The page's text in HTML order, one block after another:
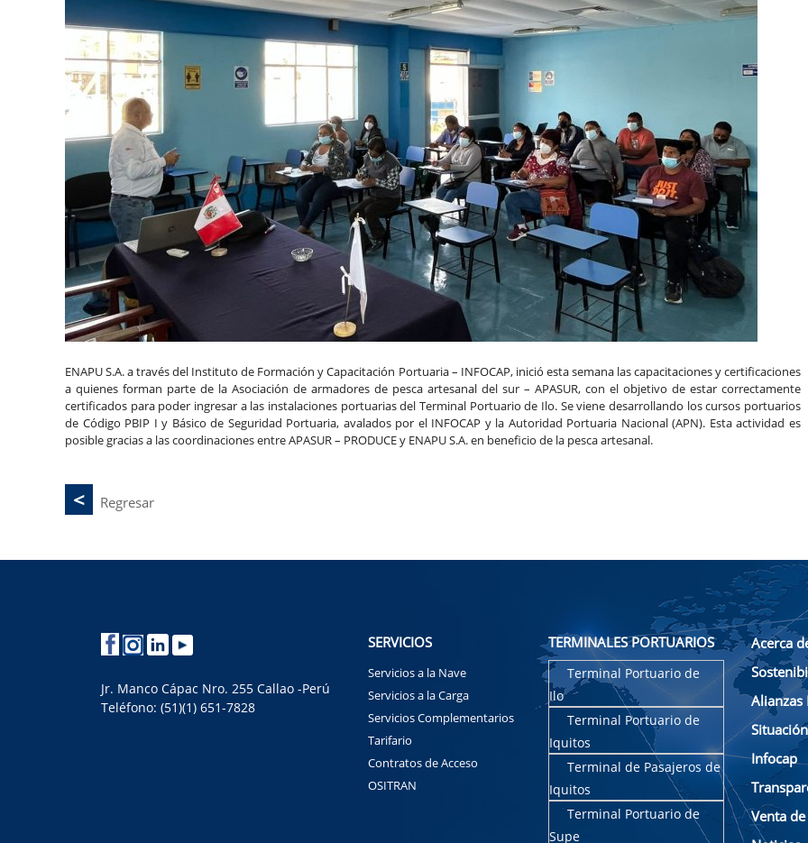
ENAPU S.A. a través del Instituto de Formación y Capacitación Portuaria – INFOCAP, inició esta semana las capacitaciones y certificaciones
a quienes forman parte de la Asociación de armadores de pesca artesanal del sur – APASUR, con el objetivo de estar correctamente
certificados para poder ingresar a las instalaciones portuarias del Terminal Portuario de Ilo. Se viene desarrollando los cursos portuarios
de Código PBIP I y Básico de Seguridad Portuaria, avalados por el INFOCAP y la Autoridad Portuaria Nacional (APN). Esta actividad es
posible gracias a las coordinaciones entre APASUR – PRODUCE y ENAPU S.A. en beneficio de la pesca artesanal.
Regresar
Jr. Manco Cápac Nro. 255 Callao -Perú
Teléfono: (51)(1) 651-7828
SERVICIOS
Servicios a la Nave
Servicios a la Carga
Servicios Complementarios
Tarifario
Contratos de Acceso
OSITRAN
TERMINALES PORTUARIOS
Terminal Portuario de
Ilo
Terminal Portuario de
Iquitos
Terminal de Pasajeros de
Iquitos
Terminal Portuario de
Supe
Acerca
Alianzas
Infocap
Venta